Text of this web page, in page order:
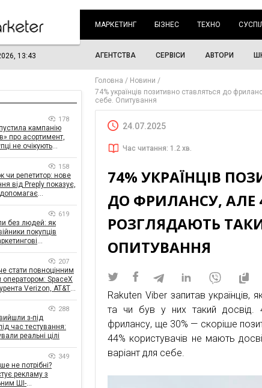
МАРКЕТИНГ БІЗНЕС ТЕХНО
13:43 АГЕНТСТВА СЕРВІСИ АВТОРИ
Головна
Новини
74% українців позитивно ставляться до
себе. Опитування
24.07.2025
Час читання: 1.2 хв.
74% УКРАЇНЦІВ
ДО ФРИЛАНСУ, АЛЕ
РОЗГЛЯДАЮТЬ
ОПИТУВАННЯ
Rakuten Viber запитав
та чи був у них такий досвід.
фрилансу, ще 30% — скоріше
44% користувачів не мають
варіант для себе.
178
кампанію
про асортимент,
не очікують
158
чи репетитор: нове
від Preply показує,
619
без людей: як
покупців
207
стати повноцінним
оператором: SpaceX
Verizon, AT&T і
288
з-під
час тестування:
реальні цілі
349
не потрібні?
рекламу з
ШІ-